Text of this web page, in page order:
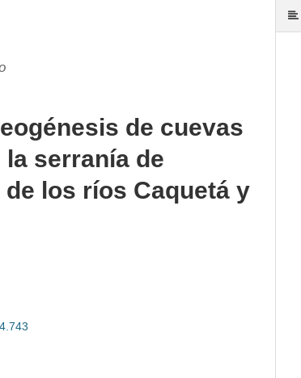
de cuevas
serranía de
los ríos Caquetá y